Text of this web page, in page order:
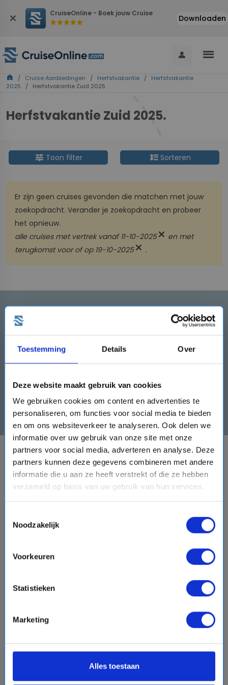
Toestemming Details Over
Deze website maakt gebruik van cookies
We gebruiken cookies om content en advertenties te
personaliseren, om functies voor social media te bieden
en om ons websiteverkeer te analyseren. Ook delen we
informatie over uw gebruik van onze site met onze
partners voor social media, adverteren en analyse. Deze
partners kunnen deze gegevens combineren met andere
informatie die u aan ze heeft verstrekt of die ze hebben
verzameld op basis van uw gebruik van hun services.
Noodzakelijk
Voorkeuren
Statistieken
Marketing
Alles toestaan
close CruiseOnline - Boek jouw Cruise
starstarstarstarstar Downloaden
person menu
home / Cruise Aanbiedingen / Herfstvakantie / Herfstvakantie
2025 / Herfstvakantie Zuid 2025
Herfstvakantie Zuid 2025.
tune Toon filter format_line_spacingSorteren
Er zijn geen cruises gevonden die matchen met jouw
zoekopdracht. Verander je zoekopdracht en probeer
het opnieuw.
alle cruises met vertrek vanaf 11-10-2025close en met
terugkomst voor of op 19-10-2025close .
Schrijf je in en ontvang direct
kortingscode direct!
Inschrijven
BESTEMMINGEN
VERTREKHAVENS